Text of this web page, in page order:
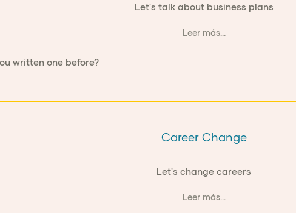
Let's talk about business plans
Leer más...
Career Change
Let's change careers
Leer más...